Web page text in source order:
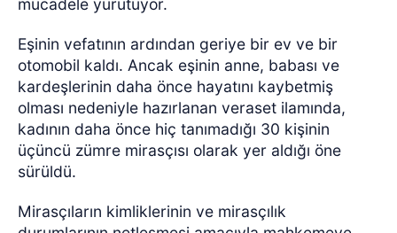
mücadele yürütüyor.
Eşinin vefatının ardından geriye bir ev ve bir
otomobil kaldı. Ancak eşinin anne, babası ve
kardeşlerinin daha önce hayatını kaybetmiş
olması nedeniyle hazırlanan veraset ilamında,
kadının daha önce hiç tanımadığı 30 kişinin
üçüncü zümre mirasçısı olarak yer aldığı öne
sürüldü.
Mirasçıların kimliklerinin ve mirasçılık